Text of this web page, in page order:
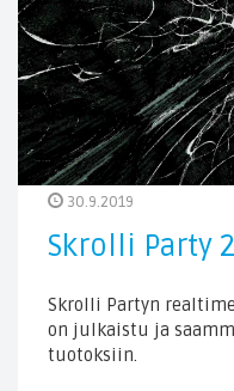
30.9.2019
Skrolli Party
Skrolli Partyn
on julkaistu ja
tuotoksiin.